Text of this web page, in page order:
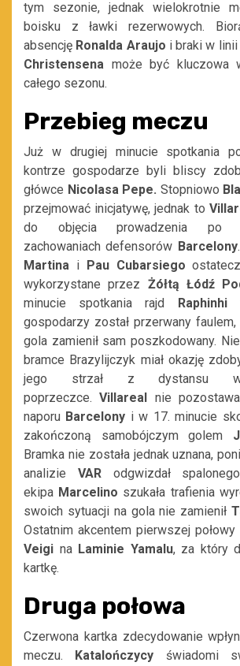
tym sezonie, jednak wielokrotnie
boisku z ławki rezerwowych.
absencję Ronalda Araujo i braki w linii
Christensena może być kluczowa
całego sezonu.
Przebieg meczu
Już w drugiej minucie spotkania
kontrze gospodarze byli bliscy
główce Nicolasa Pepe. Stopniowo
przejmować inicjatywę, jednak to
do objęcia prowadzenia po
zachowaniach defensorów Barcelony
Martina i Pau Cubarsiego
wykorzystane przez Żółtą Łódź
minucie spotkania rajd
Raphinhi
gospodarzy został przerwany
gola zamienił sam poszkodowany.
bramce Brazylijczyk miał okazję
jego strzał z dystansu
poprzeczce.Villareal
nie
naporu Barcelony i w 17. minucie
zakończoną samobójczym golem
Bramka nie została jednak uznana,
analizie VARodgwizdał
ekipa Marcelino szukała trafienia
swoich sytuacji na gola nie zamienił
Ostatnim akcentem pierwszej połowy
Veigi na Laminie Yamalu, za który
kartkę.
Druga połowa
Czerwona kartka zdecydowanie
meczu.
Katalończycy świadomi